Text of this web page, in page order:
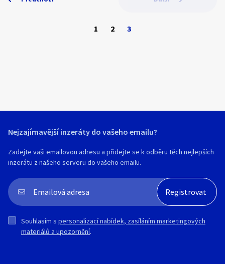
1 2 3
Nejzajímavější inzeráty do vašeho emailu?
Zadejte vaši emailovou adresu a přidejte se k odběru těch nejlepších
inzerátu z našeho serveru do vašeho emailu.
Souhlasím s personalizací nabídek, zasíláním marketingových
materiálů a upozornění.